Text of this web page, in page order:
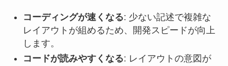
コーディングが速くなる: 少ない記述で複雑な
レイアウトが組めるため、開発スピードが向上
します。
コードが読みやすくなる: レイアウトの意図が